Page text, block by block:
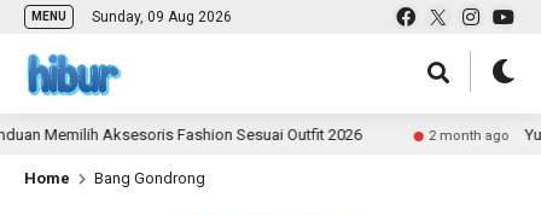
MENU Sunday, 09 Aug 2026
Memilih Aksesoris Fashion Sesuai Outfit 2026 2 month ago
Home Bang Gondrong